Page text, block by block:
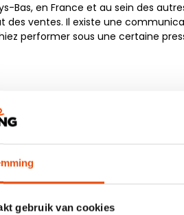
gebruik van cookies
Bas, en France et au sein des
ventes. Il existe une
performer sous une certaine
de rédiger et d’envoyer les devis,
professionnelles et de participer
quotidiennement.
qui créé des opportunités
la vente de sacs cabas /